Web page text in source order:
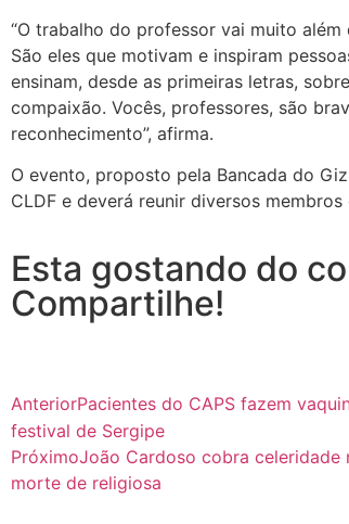
“O trabalho do professor vai muito
São eles que motivam e inspiram
ensinam, desde as primeiras letras,
compaixão. Vocês, professores, são
reconhecimento”, afirma.
O evento, proposto pela Bancada do
CLDF e deverá reunir diversos
Esta gostando do
Compartilhe!
AnteriorPacientes do CAPS fazem
festival de Sergipe
PróximoJoão Cardoso cobra celeridade
morte de religiosa